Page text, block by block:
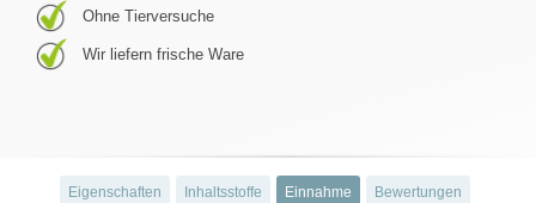
Ohne Tierversuche
Wir liefern frische Ware
Eigenschaften Inhaltsstoffe Einnahme Bewertungen